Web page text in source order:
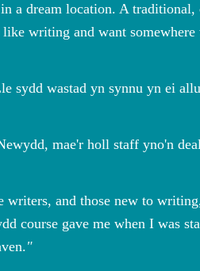
a dream location. A
writing and want
sydd wastad yn synnu yn ei
mae'r holl staff yno'n
and those new to
course gave me when I was